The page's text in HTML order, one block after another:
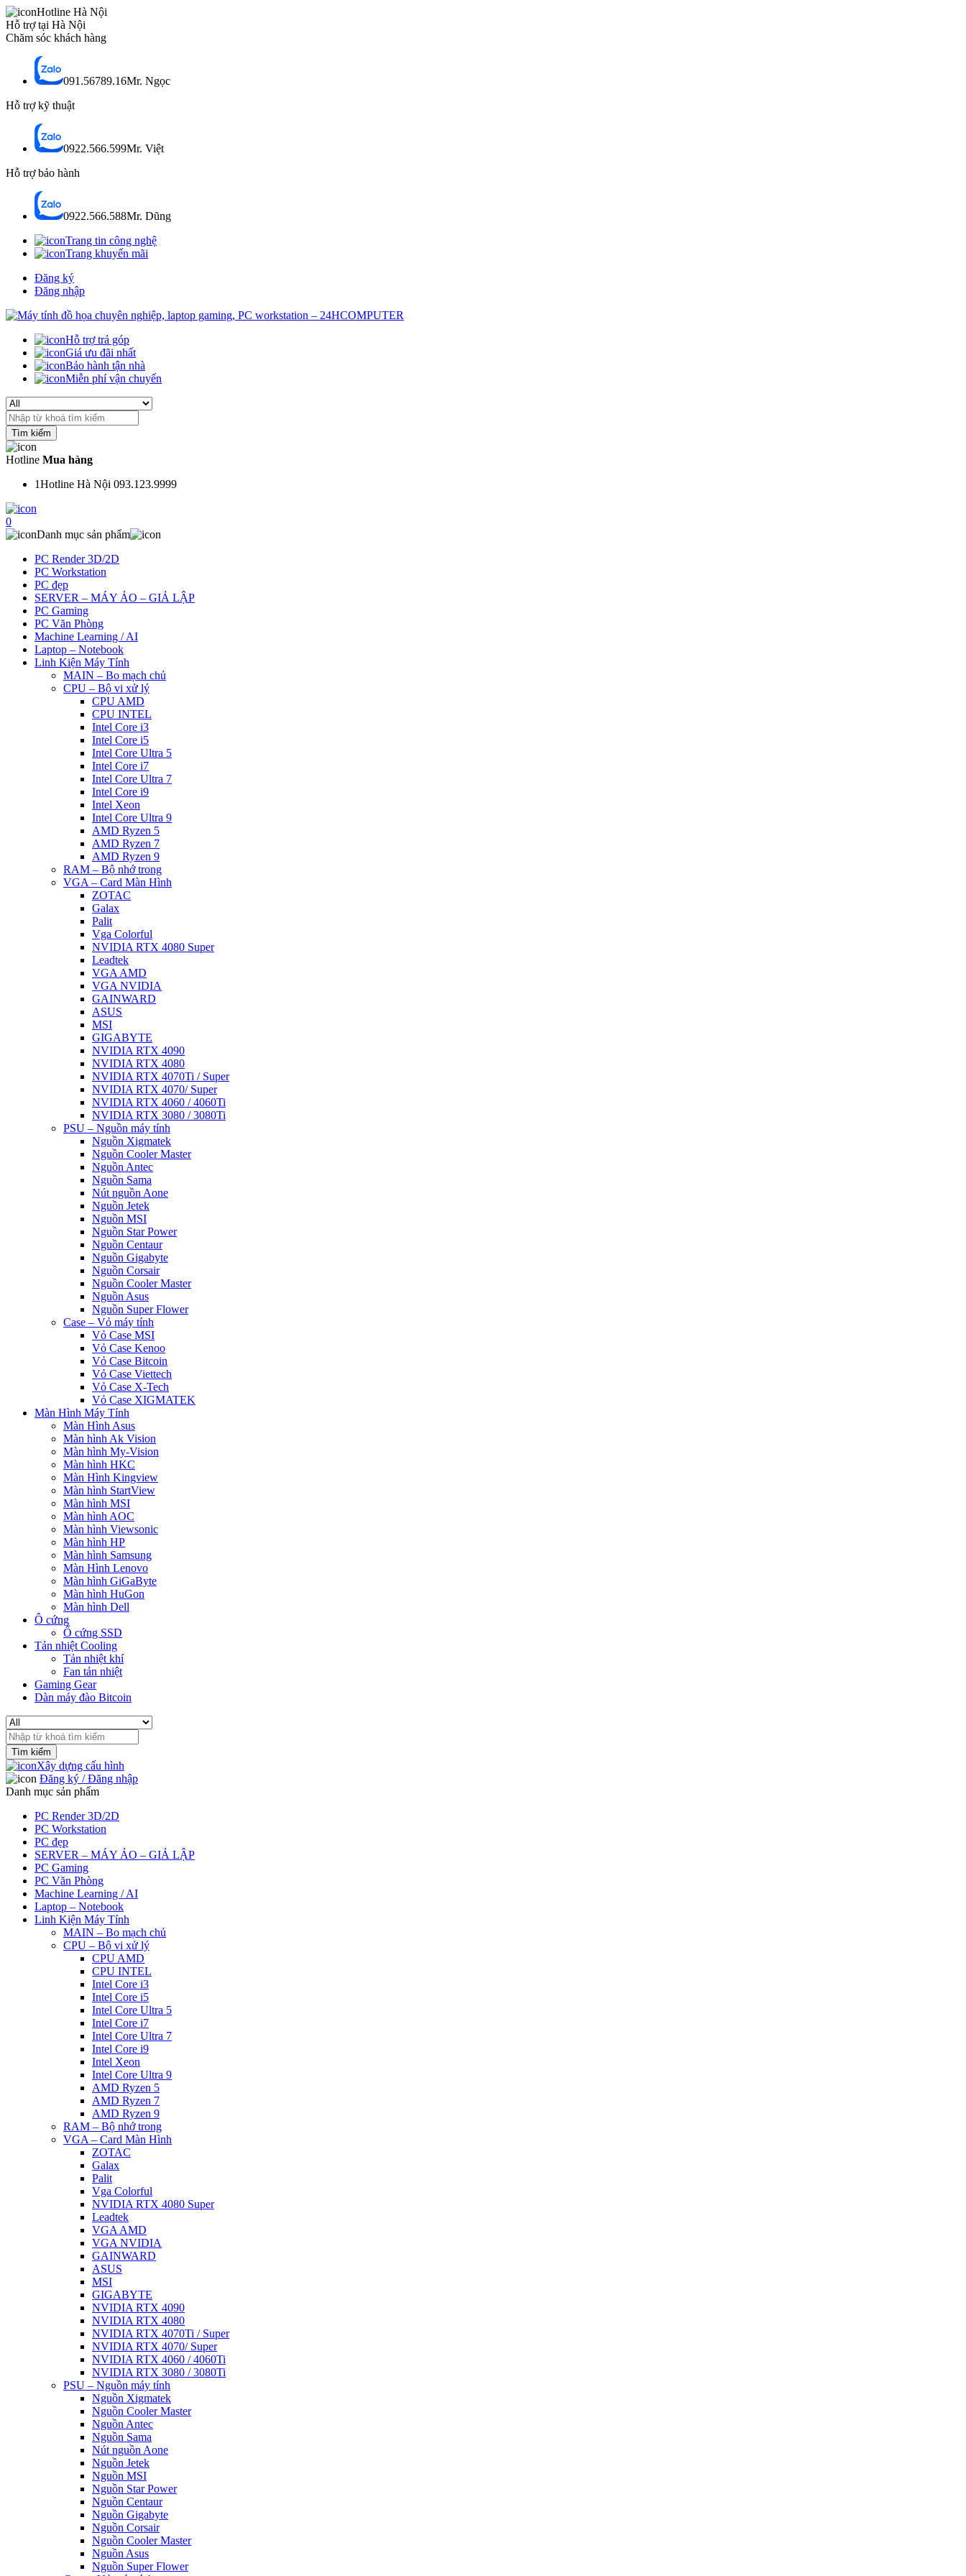
Hotline Hà Nội
Hỗ trợ tại Hà Nội
Chăm sóc khách hàng
091.56789.16Mr. Ngọc
Hỗ trợ kỹ thuật
0922.566.599Mr. Việt
Hỗ trợ bảo hành
0922.566.588Mr. Dũng
Trang tin công nghệ
Trang khuyến mãi
Đăng ký
Đăng nhập
Hỗ trợ trả góp
Giá ưu đãi nhất
Bảo hành tận nhà
Miễn phí vận chuyển
Search
for:
Hotline Mua hàng
1Hotline Hà Nội 093.123.9999
0
Danh mục sản phẩm
PC Render 3D/2D
PC Workstation
PC đẹp
SERVER – MÁY ẢO – GIẢ LẬP
PC Gaming
PC Văn Phòng
Machine Learning / AI
Laptop – Notebook
Linh Kiện Máy Tính
MAIN – Bo mạch chủ
CPU – Bộ vi xử lý
CPU AMD
CPU INTEL
Intel Core i3
Intel Core i5
Intel Core Ultra 5
Intel Core i7
Intel Core Ultra 7
Intel Core i9
Intel Xeon
Intel Core Ultra 9
AMD Ryzen 5
AMD Ryzen 7
AMD Ryzen 9
RAM – Bộ nhớ trong
VGA – Card Màn Hình
ZOTAC
Galax
Palit
Vga Colorful
NVIDIA RTX 4080 Super
Leadtek
VGA AMD
VGA NVIDIA
GAINWARD
ASUS
MSI
GIGABYTE
NVIDIA RTX 4090
NVIDIA RTX 4080
NVIDIA RTX 4070Ti / Super
NVIDIA RTX 4070/ Super
NVIDIA RTX 4060 / 4060Ti
NVIDIA RTX 3080 / 3080Ti
PSU – Nguồn máy tính
Nguồn Xigmatek
Nguồn Cooler Master
Nguồn Antec
Nguồn Sama
Nút nguồn Aone
Nguồn Jetek
Nguồn MSI
Nguồn Star Power
Nguồn Centaur
Nguồn Gigabyte
Nguồn Corsair
Nguồn Cooler Master
Nguồn Asus
Nguồn Super Flower
Case – Vỏ máy tính
Vỏ Case MSI
Vỏ Case Kenoo
Vỏ Case Bitcoin
Vỏ Case Viettech
Vỏ Case X-Tech
Vỏ Case XIGMATEK
Màn Hình Máy Tính
Màn Hình Asus
Màn hình Ak Vision
Màn hình My-Vision
Màn hình HKC
Màn Hình Kingview
Màn hình StartView
Màn hình MSI
Màn hình AOC
Màn hình Viewsonic
Màn hình HP
Màn hình Samsung
Màn Hình Lenovo
Màn hình GiGaByte
Màn hình HuGon
Màn hình Dell
Ô cứng
Ổ cứng SSD
Tản nhiệt Cooling
Tản nhiệt khí
Fan tản nhiệt
Gaming Gear
Dàn máy đào Bitcoin
Search
for:
Xây dựng cấu hình
Đăng ký / Đăng nhập
Danh mục sản phẩm
PC Render 3D/2D
PC Workstation
PC đẹp
SERVER – MÁY ẢO – GIẢ LẬP
PC Gaming
PC Văn Phòng
Machine Learning / AI
Laptop – Notebook
Linh Kiện Máy Tính
MAIN – Bo mạch chủ
CPU – Bộ vi xử lý
CPU AMD
CPU INTEL
Intel Core i3
Intel Core i5
Intel Core Ultra 5
Intel Core i7
Intel Core Ultra 7
Intel Core i9
Intel Xeon
Intel Core Ultra 9
AMD Ryzen 5
AMD Ryzen 7
AMD Ryzen 9
RAM – Bộ nhớ trong
VGA – Card Màn Hình
ZOTAC
Galax
Palit
Vga Colorful
NVIDIA RTX 4080 Super
Leadtek
VGA AMD
VGA NVIDIA
GAINWARD
ASUS
MSI
GIGABYTE
NVIDIA RTX 4090
NVIDIA RTX 4080
NVIDIA RTX 4070Ti / Super
NVIDIA RTX 4070/ Super
NVIDIA RTX 4060 / 4060Ti
NVIDIA RTX 3080 / 3080Ti
PSU – Nguồn máy tính
Nguồn Xigmatek
Nguồn Cooler Master
Nguồn Antec
Nguồn Sama
Nút nguồn Aone
Nguồn Jetek
Nguồn MSI
Nguồn Star Power
Nguồn Centaur
Nguồn Gigabyte
Nguồn Corsair
Nguồn Cooler Master
Nguồn Asus
Nguồn Super Flower